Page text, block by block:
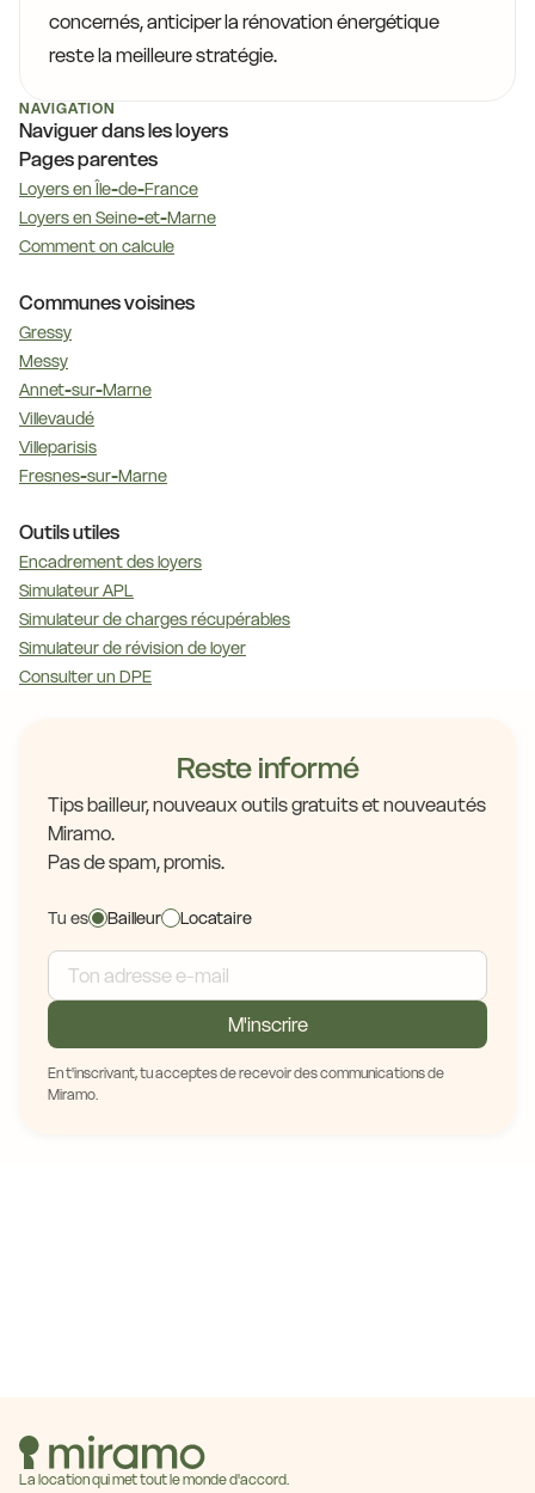
concernés, anticiper la rénovation énergétique
reste la meilleure stratégie.
NAVIGATION
Naviguer dans les loyers
Pages parentes
Loyers en Île-de-France
Loyers en Seine-et-Marne
Comment on calcule
Communes voisines
Gressy
Messy
Annet-sur-Marne
Villevaudé
Villeparisis
Fresnes-sur-Marne
Outils utiles
Encadrement des loyers
Simulateur APL
Simulateur de charges récupérables
Simulateur de révision de loyer
Consulter un DPE
Reste informé
Tips bailleur, nouveaux outils gratuits et nouveautés
Miramo.
Pas de spam, promis.
Tu es Bailleur Locataire
M'inscrire
En t'inscrivant, tu acceptes de recevoir des communications de
Miramo.
La location qui met tout le monde d'accord.